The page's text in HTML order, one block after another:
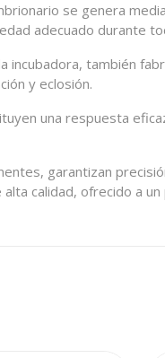
se genera
adecuado durante
incubadora, también
y eclosión.
una respuesta
garantizan
calidad, ofrecido a